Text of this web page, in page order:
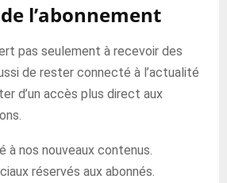
l’abonnement
pas seulement à recevoir des
de rester connecté à l’actualité
d’un accès plus direct aux
à nos nouveaux contenus.
réservés aux abonnés.